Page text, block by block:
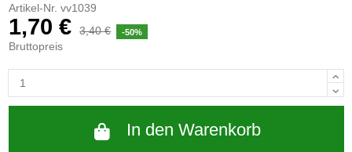
Artikel-Nr. vv1039
1,70 € 3,40 € -50%
Bruttopreis
In den Warenkorb